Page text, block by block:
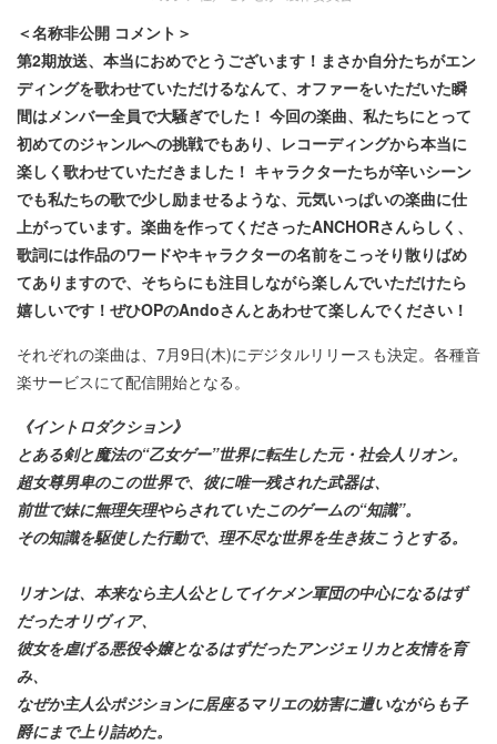
＜名称非公開 コメント＞
第2期放送、本当におめでとうございます！まさか自分たちがエン
ディングを歌わせていただけるなんて、オファーをいただいた瞬
間はメンバー全員で大騒ぎでした！ 今回の楽曲、私たちにとって
初めてのジャンルへの挑戦でもあり、レコーディングから本当に
楽しく歌わせていただきました！ キャラクターたちが辛いシーン
でも私たちの歌で少し励ませるような、元気いっぱいの楽曲に仕
上がっています。楽曲を作ってくださったANCHORさんらしく、
歌詞には作品のワードやキャラクターの名前をこっそり散りばめ
てありますので、そちらにも注目しながら楽しんでいただけたら
嬉しいです！ぜひOPのAndoさんとあわせて楽しんでください！
それぞれの楽曲は、7月9日(木)にデジタルリリースも決定。各種音
楽サービスにて配信開始となる。
《イントロダクション》
とある剣と魔法の“乙女ゲー”世界に転生した元・社会人リオン。
超女尊男卑のこの世界で、彼に唯一残された武器は、
前世で妹に無理矢理やらされていたこのゲームの“知識”。
その知識を駆使した行動で、理不尽な世界を生き抜こうとする。
リオンは、本来なら主人公としてイケメン軍団の中心になるはず
だったオリヴィア、
彼女を虐げる悪役令嬢となるはずだったアンジェリカと友情を育
み、
なぜか主人公ポジションに居座るマリエの妨害に遭いながらも子
爵にまで上り詰めた。